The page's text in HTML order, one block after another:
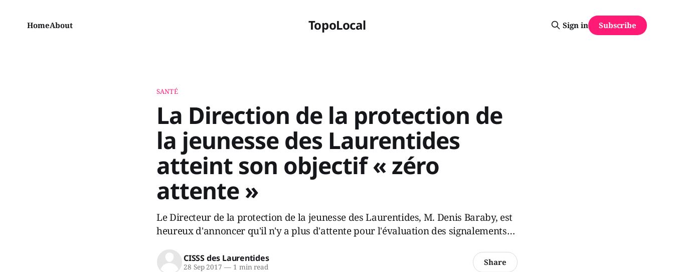
TopoLocal
HomeAbout Sign in Subscribe
SANTÉ
La Direction de la protection de
la jeunesse des Laurentides
atteint son objectif « zéro
attente »
Le Directeur de la protection de la jeunesse des Laurentides, M. Denis Baraby, est
heureux d'annoncer qu'il n'y a plus d'attente pour l'évaluation des signalements…
CISSS des Laurentides
28 Sep 2017 —1 min read Share